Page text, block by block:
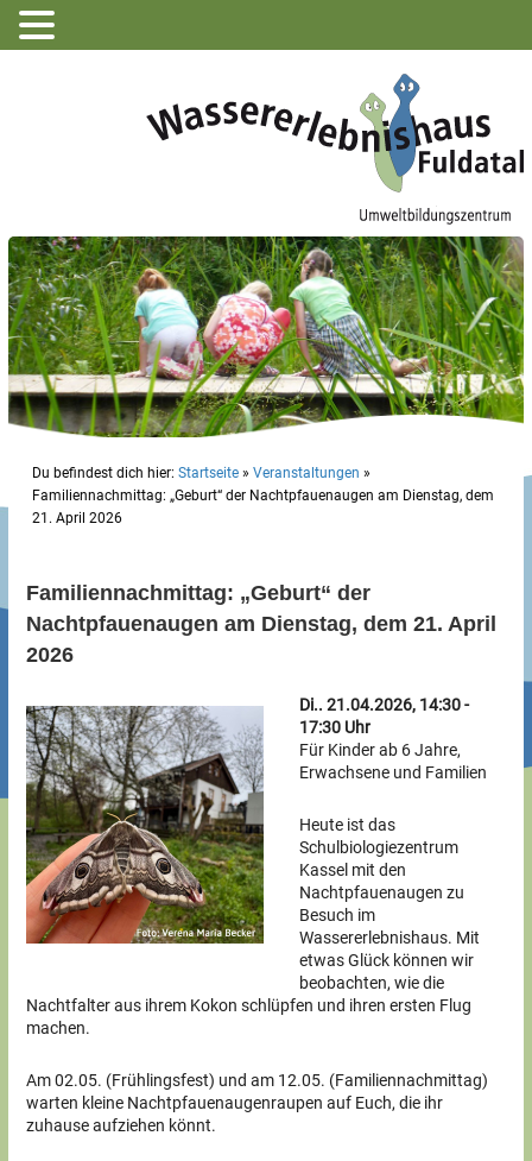
Du befindest dich hier: Startseite » Veranstaltungen »
Familiennachmittag: „Geburt“ der Nachtpfauenaugen am Dienstag, dem
21. April 2026
Familiennachmittag: „Geburt“ der
Nachtpfauenaugen am Dienstag, dem 21. April
2026
Di.. 21.04.2026, 14:30 -
17:30 Uhr
Für Kinder ab 6 Jahre,
Erwachsene und Familien
Heute ist das
Schulbiologiezentrum
Kassel mit den
Nachtpfauenaugen zu
Besuch im
Wassererlebnishaus. Mit
etwas Glück können wir
beobachten, wie die
Nachtfalter aus ihrem Kokon schlüpfen und ihren ersten Flug
machen.
Am 02.05. (Frühlingsfest) und am 12.05. (Familiennachmittag)
warten kleine Nachtpfauenaugenraupen auf Euch, die ihr
zuhause aufziehen könnt.